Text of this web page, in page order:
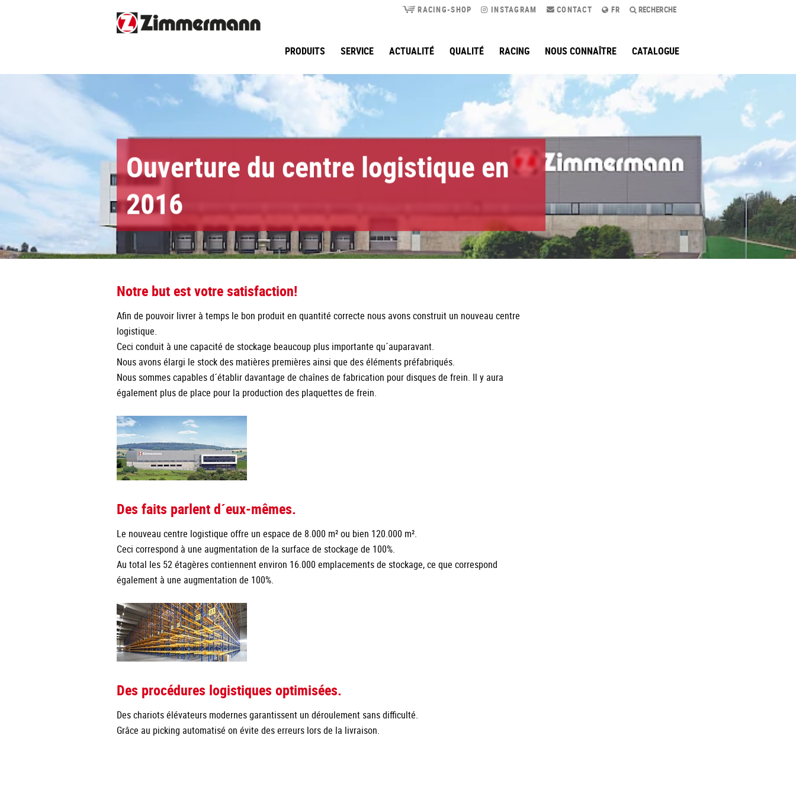
RACING-SHOP INSTAGRAM CONTACT FR RECHERCHE
PRODUITS SERVICE ACTUALITÉ QUALITÉ RACING NOUS CONNAÎTRE CATALOGUE
Ouverture du centre logistique en
2016
Notre but est votre satisfaction!
Afin de pouvoir livrer à temps le bon produit en quantité correcte nous avons construit un nouveau centre
logistique.
Ceci conduit à une capacité de stockage beaucoup plus importante qu´auparavant.
Nous avons élargi le stock des matières premières ainsi que des éléments préfabriqués.
Nous sommes capables d´établir davantage de chaînes de fabrication pour disques de frein. Il y aura
également plus de place pour la production des plaquettes de frein.
Des faits parlent d´eux-mêmes.
Le nouveau centre logistique offre un espace de 8.000 m² ou bien 120.000 m².
Ceci correspond à une augmentation de la surface de stockage de 100%.
Au total les 52 étagères contiennent environ 16.000 emplacements de stockage, ce que correspond
également à une augmentation de 100%.
Des procédures logistiques optimisées.
Des chariots élévateurs modernes garantissent un déroulement sans difficulté.
Grâce au picking automatisé on évite des erreurs lors de la livraison.